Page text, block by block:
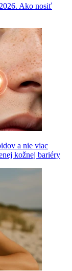
Ako nosiť
a nie viac
kožnej bariéry